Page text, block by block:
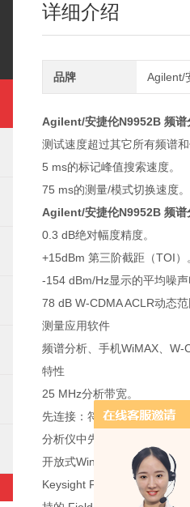
详细介绍
品牌 Agilent/
Agilent/安捷伦N9952B 频谱
测试速度超过其它所有频谱
5 ms的标记峰值搜索速度。
75 ms的测量/模式切换速度。
Agilent/安捷伦N9952B 频谱
0.3 dB绝对幅度精度。
+15dBm 第三阶截距（TOI）
-154 dBm/Hz显示的平均噪声
78 dB W-CDMA ACLR动态
测量应用软件
频谱分析、手机WiMAX、W-
特性
25 MHz分析带宽。
先连接：符合LXI C类标准，
分析仪中先的用户界面。
开放式Windows XP操作系统
Keysight FieldFox 便携式分